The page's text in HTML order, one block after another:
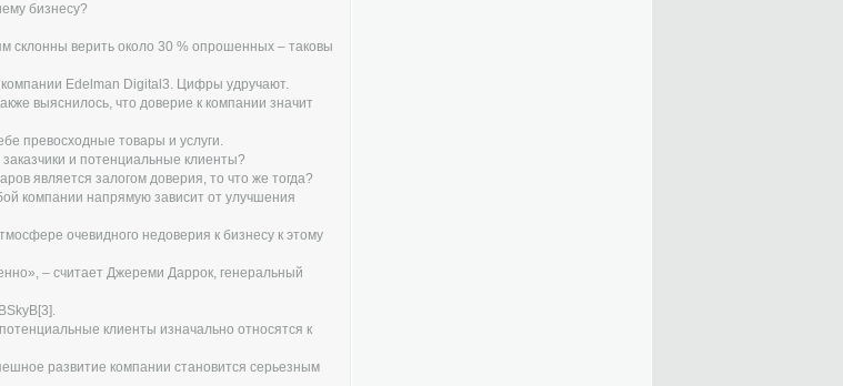
бизнесу?
склонны верить около 30 % опрошенных – таковы
Edelman Digital3. Цифры удручают.
выяснилось, что доверие к компании значит
превосходные товары и услуги.
и потенциальные клиенты?
является залогом доверия, то что же тогда?
компании напрямую зависит от улучшения
очевидного недоверия к бизнесу к этому
– считает Джереми Даррок, генеральный
потенциальные клиенты изначально относятся к
развитие компании становится серьезным